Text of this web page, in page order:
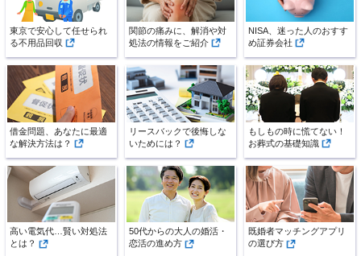
東京で安心して任せられ
る不用品回収
関節の痛みに、解消や対
処法の情報をご紹介
NISA、迷った人のおすす
め証券会社
借金問題、あなたに最適
な解決方法は？
リースバックで後悔しな
いためには？
もしもの時に慌てない！
お葬式の基礎知識
高い電気代…賢い対処法
とは？
50代からの大人の婚活・
恋活の進め方
既婚者マッチングアプリ
の選び方